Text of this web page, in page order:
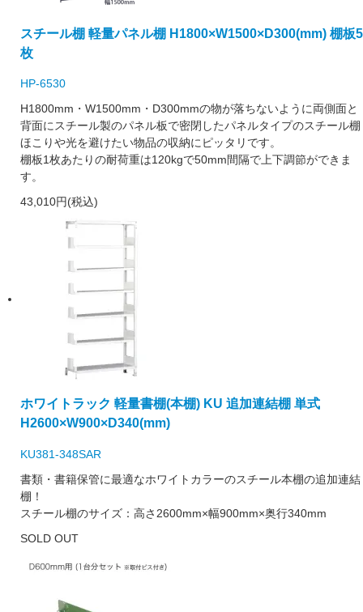
スチール棚 軽量パネル棚 H1800×W1500×D300(mm) 棚板5
枚
HP-6530
H1800mm・W1500mm・D300mmの物が落ちないように両側面と
背面にスチール製のパネル板で密閉したパネルタイプのスチール棚
ほこりや光を避けたい物品の収納にピッタリです。
棚板1枚あたりの耐荷重は120kgで50mm間隔で上下調節ができま
す。
43,010円(税込)
ホワイトラック 軽量書棚(本棚) KU 追加連結棚 単式
H2600×W900×D340(mm)
KU381-348SAR
書類・書籍保管に最適なホワイトカラーのスチール本棚の追加連結
棚！
スチール棚のサイズ：高さ2600mm×幅900mm×奥行340mm
SOLD OUT